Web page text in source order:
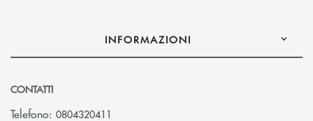
INFORMAZIONI
CONTATTI
Telefono: 0804320411